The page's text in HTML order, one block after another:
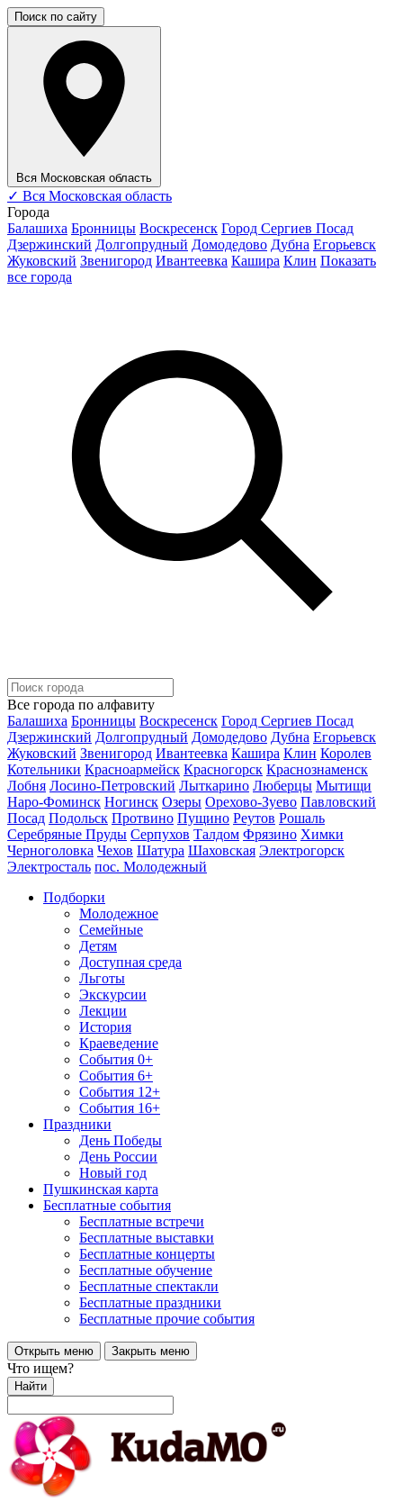
Поиск по сайту
Вся Московская область
✓ Вся Московская область
Города
Балашиха Бронницы Воскресенск Город Сергиев Посад
Дзержинский Долгопрудный Домодедово Дубна Егорьевск
Жуковский Звенигород Ивантеевка Кашира Клин Показать
все города
Все города по алфавиту
Балашиха Бронницы Воскресенск Город Сергиев Посад
Дзержинский Долгопрудный Домодедово Дубна Егорьевск
Жуковский Звенигород Ивантеевка Кашира Клин Королев
Котельники Красноармейск Красногорск Краснознаменск
Лобня Лосино-Петровский Лыткарино Люберцы Мытищи
Наро-Фоминск Ногинск Озеры Орехово-Зуево Павловский
Посад Подольск Протвино Пущино Реутов Рошаль
Серебряные Пруды Серпухов Талдом Фрязино Химки
Черноголовка Чехов Шатура Шаховская Электрогорск
Электросталь пос. Молодежный
Подборки
Молодежное
Семейные
Детям
Доступная среда
Льготы
Экскурсии
Лекции
История
Краеведение
События 0+
События 6+
События 12+
События 16+
Праздники
День Победы
День России
Новый год
Пушкинская карта
Бесплатные события
Бесплатные встречи
Бесплатные выставки
Бесплатные концерты
Бесплатные обучение
Бесплатные спектакли
Бесплатные праздники
Бесплатные прочие события
Открыть меню Закрыть меню
Что ищем?
Найти